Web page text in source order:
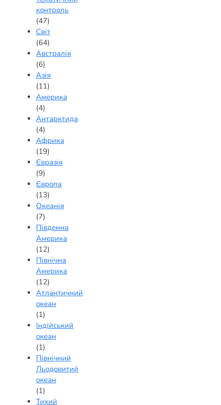
контроль
(47)
Світ
(64)
Австралія
(6)
Азія
(11)
Америка
(4)
Антарктида
(4)
Африка
(19)
Євразія
(9)
Європа
(13)
Океанія
(7)
Південна
Америка
(12)
Північна
Америка
(12)
Атлантичний
океан
(1)
Індійський
океан
(1)
Північний
Льодовитий
океан
(1)
Тихий